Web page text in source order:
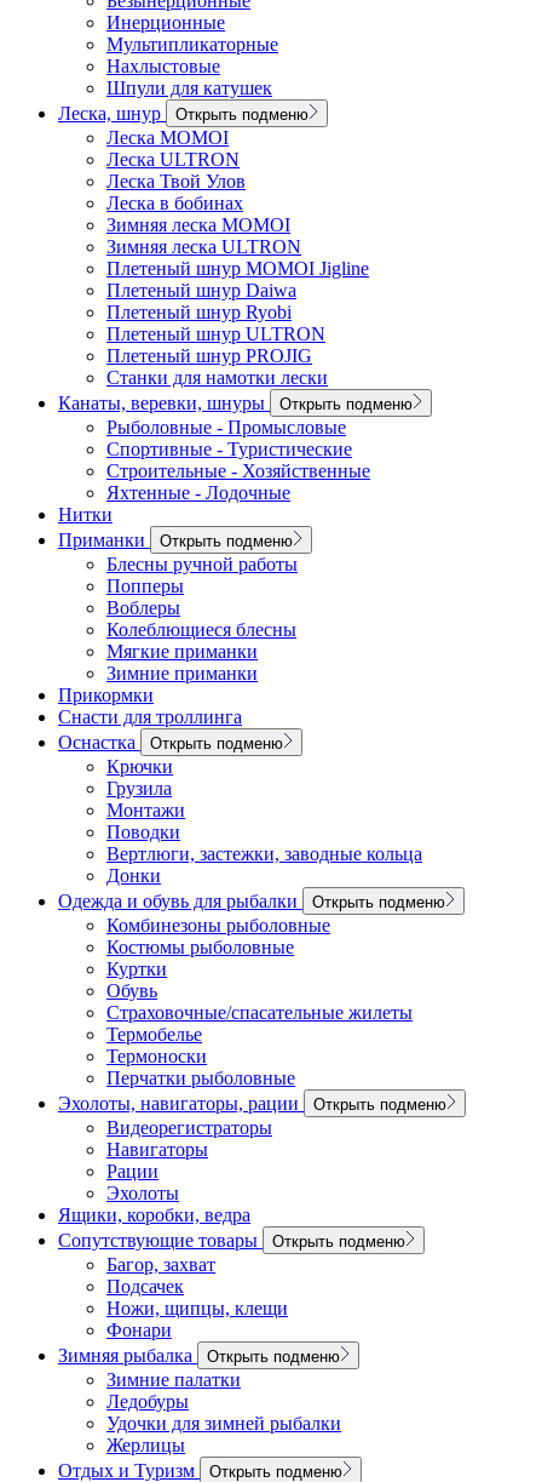
Инерционные
Мультипликаторные
Нахлыстовые
Шпули для катушек
Леска, шнур
Открыть подменю
Леска MOMOI
Леска ULTRON
Леска Твой Улов
Леска в бобинах
Зимняя леска MOMOI
Зимняя леска ULTRON
Плетеный шнур MOMOI Jigline
Плетеный шнур Daiwa
Плетеный шнур Ryobi
Плетеный шнур ULTRON
Плетеный шнур PROJIG
Станки для намотки лески
Канаты, веревки, шнуры
Открыть подменю
Рыболовные - Промысловые
Спортивные - Туристические
Строительные - Хозяйственные
Яхтенные - Лодочные
Нитки
Приманки
Открыть подменю
Блесны ручной работы
Попперы
Воблеры
Колеблющиеся блесны
Мягкие приманки
Зимние приманки
Прикормки
Снасти для троллинга
Оснастка
Открыть подменю
Крючки
Грузила
Монтажи
Поводки
Вертлюги, застежки, заводные кольца
Донки
Одежда и обувь для рыбалки
Открыть подменю
Комбинезоны рыболовные
Костюмы рыболовные
Куртки
Обувь
Страховочные/спасательные жилеты
Термобелье
Термоноски
Перчатки рыболовные
Эхолоты, навигаторы, рации
Открыть подменю
Видеорегистраторы
Навигаторы
Рации
Эхолоты
Ящики, коробки, ведра
Сопутствующие товары
Открыть подменю
Багор, захват
Подсачек
Ножи, щипцы, клещи
Фонари
Зимняя рыбалка
Открыть подменю
Зимние палатки
Ледобуры
Удочки для зимней рыбалки
Жерлицы
Отдых и Туризм
Открыть подменю